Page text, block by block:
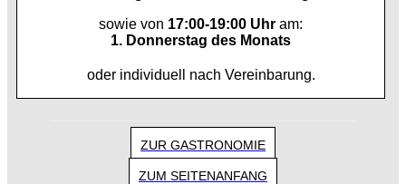
sowie von 17:00-19:00 Uhr am:
1. Donnerstag des Monats
oder individuell nach Vereinbarung.
ZUR GASTRONOMIE
ZUM SEITENANFANG